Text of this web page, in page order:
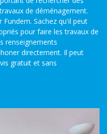
de déménagement.
Sachez qu'il peut
pour faire les travaux de
renseignements
directement. Il peut
gratuit et sans